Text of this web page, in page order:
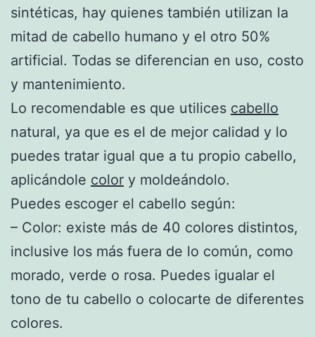
sintéticas, hay quienes también utilizan la
mitad de cabello humano y el otro 50%
artificial. Todas se diferencian en uso, costo
y mantenimiento.
Lo recomendable es que utilices cabello
natural, ya que es el de mejor calidad y lo
puedes tratar igual que a tu propio cabello,
aplicándole color y moldeándolo.
Puedes escoger el cabello según:
– Color: existe más de 40 colores distintos,
inclusive los más fuera de lo común, como
morado, verde o rosa. Puedes igualar el
tono de tu cabello o colocarte de diferentes
colores.